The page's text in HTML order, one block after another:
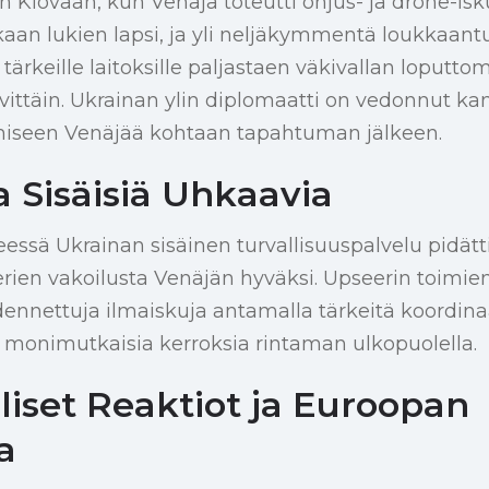
lukien lapsi, ja yli neljäkymmentä
laitoksille paljastaen väkivallan
Ukrainan ylin diplomaatti on vedonnut
Venäjää kohtaan tapahtuman jälkeen.
Sisäisiä Uhkaavia
Ukrainan sisäinen turvallisuuspalvelu
vakoilusta Venäjän hyväksi. Upseerin
ilmaiskuja antamalla tärkeitä
kerroksia rintaman ulkopuolella.
Reaktiot ja Euroopan